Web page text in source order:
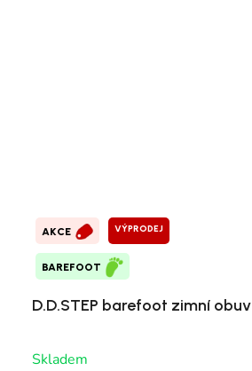
AKCE VÝPRODEJ
BAREFOOT
D.D.STEP barefoot zimní obuv
Skladem